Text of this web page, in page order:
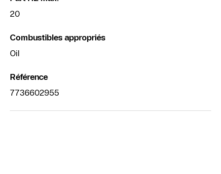
20
Combustibles appropriés
Oil
Référence
7736602955